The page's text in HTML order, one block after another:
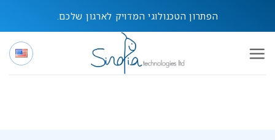
content
הפתרון הטכנולוגי המדויק לארגון שלכם.